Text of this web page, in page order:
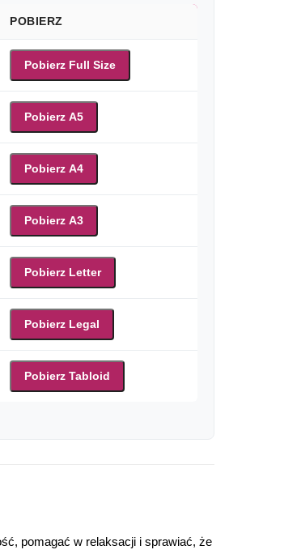
POBIERZ
Pobierz Full Size
Pobierz A5
Pobierz A4
Pobierz A3
Pobierz Letter
Pobierz Legal
Pobierz Tabloid
pomagać w relaksacji i sprawiać, że